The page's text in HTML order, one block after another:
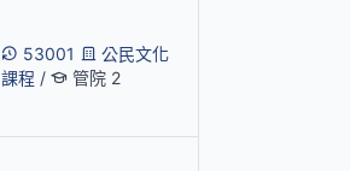
53001
公民文化
課程 / 管院 2